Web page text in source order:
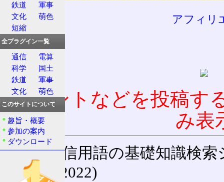
アフィリ
コメントなどを投稿す
み表
通信用語の基礎知識検索
(27-May-2022)
鉄道
軍事
文化
萌色
短縮
全プラグイン一覧
通信
電算
科学
国土
鉄道
軍事
文化
萌色
このサイトについて
趣旨・概要
参加の案内
ダウンロード